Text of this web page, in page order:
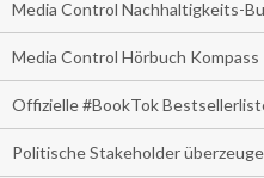
Media Control Nachhaltigkeits-
Media Control Hörbuch Kompass
Offizielle #BookTok
Politische Stakeholder